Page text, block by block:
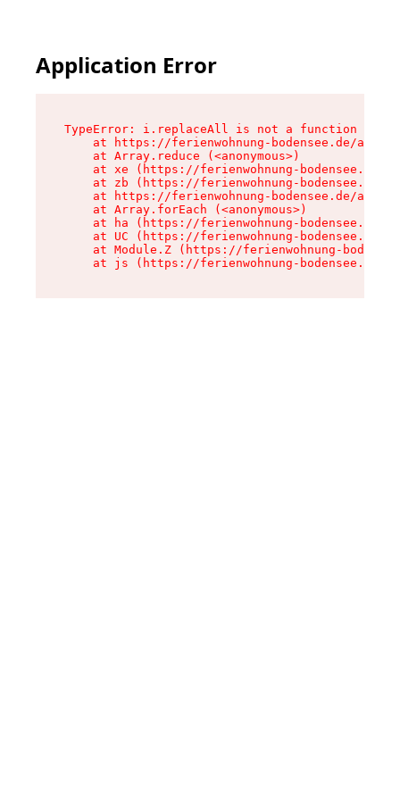
Application Error
TypeError: i.replaceAll is not a function
at https://ferienwohnung-bodensee.de/
    at Array.reduce (<anonymous>)
at xe (https://ferienwohnung-bodensee.de/
at zb (https://ferienwohnung-bodensee.de/
at https://ferienwohnung-bodensee.de/
    at Array.forEach (<anonymous>)
at ha (https://ferienwohnung-bodensee.de/
at UC (https://ferienwohnung-bodensee.de/
at Module.Z (https://ferienwohnung-
at js (https://ferienwohnung-bodensee.de/